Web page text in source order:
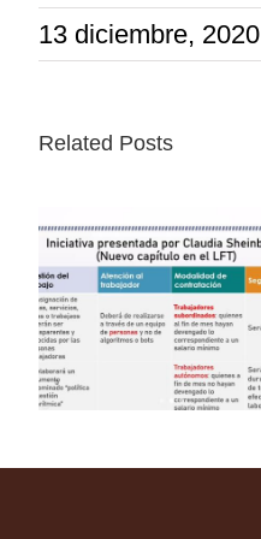
13 diciembre, 2020
Related Posts